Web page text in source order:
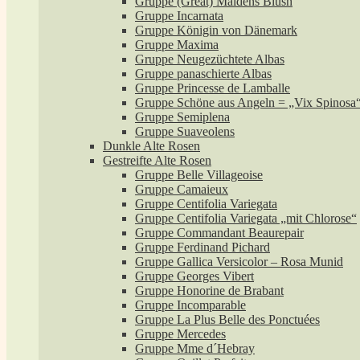
Gruppe Incarnata
Gruppe Königin von Dänemark
Gruppe Maxima
Gruppe Neugezüchtete Albas
Gruppe panaschierte Albas
Gruppe Princesse de Lamballe
Gruppe Schöne aus Angeln = „Vix
Gruppe Semiplena
Gruppe Suaveolens
Dunkle Alte Rosen
Gestreifte Alte Rosen
Gruppe Belle Villageoise
Gruppe Camaieux
Gruppe Centifolia Variegata
Gruppe Centifolia Variegata „mit Chlorose“
Gruppe Commandant Beaurepair
Gruppe Ferdinand Pichard
Gruppe Gallica Versicolor – Rosa Munid
Gruppe Georges Vibert
Gruppe Honorine de Brabant
Gruppe Incomparable
Gruppe La Plus Belle des Ponctuées
Gruppe Mercedes
Gruppe Mme d´Hebray